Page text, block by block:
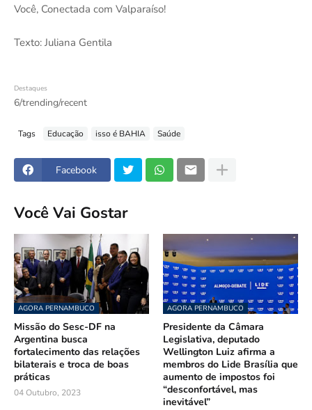
Você, Conectada com Valparaíso!
Texto: Juliana Gentila
Destaques
6/trending/recent
Tags Educação isso é BAHIA Saúde
Facebook
Você Vai Gostar
AGORA PERNAMBUCO
Missão do Sesc-DF na
Argentina busca
fortalecimento das relações
bilaterais e troca de boas
práticas
04 Outubro, 2023
AGORA PERNAMBUCO
Presidente da Câmara
Legislativa, deputado
Wellington Luiz afirma a
membros do Lide Brasília que
aumento de impostos foi
“desconfortável, mas
inevitável”